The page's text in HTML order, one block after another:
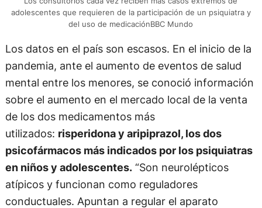
adolescentes que requieren de la participación de un psiquiatra y
del uso de medicaciónBBC Mundo
Los datos en el país son escasos. En el inicio de la
pandemia, ante el aumento de eventos de salud
mental entre los menores, se conoció información
sobre el aumento en el mercado local de la venta
de los dos medicamentos más
utilizados: risperidona y aripiprazol, los dos
psicofármacos más indicados por los psiquiatras
en niños y adolescentes.“Son neurolépticos
atípicos y funcionan como reguladores
conductuales. Apuntan a regular el aparato